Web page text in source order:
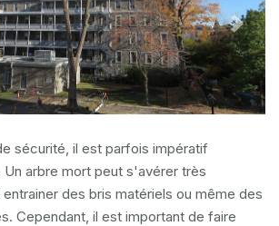
Next
sécurité, il est parfois impératif
arbre mort peut s'avérer très
des bris matériels ou même des
Cependant, il est important de faire